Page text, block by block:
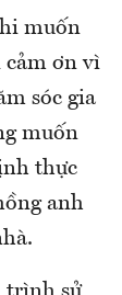
muốn
cảm ơn vì
sóc gia
muốn
thực
anh